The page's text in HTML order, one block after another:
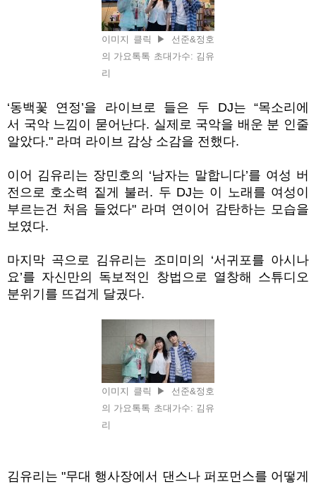
이미지 클릭 ▶ 선준&정호
의 가요톡톡 초대가수: 김유
리
‘동백꽃 연정’을 라이브로 들은 두 DJ는“목소리에
서 국악 느낌이 묻어난다. 실제로 국악을 배운 분 인줄
알았다." 라며 라이브 감상 소감을 전했다.
이어 김유리는 장민호의 ‘남자는 말합니다’를 여성 버
전으로 호소력 짙게 불러. 두 DJ는 이 노래를 여성이
부르는건 처음 들었다" 라며 연이어 감탄하는 모습을
보였다.
마지막 곡으로 김유리는 조미미의 ‘서귀포를 아시나
요’를 자신만의 독보적인 창법으로 열창해 스튜디오
분위기를 뜨겁게 달궜다.
이미지 클릭 ▶ 선준&정호
의 가요톡톡 초대가수: 김유
리
김유리는 "무대 행사장에서 댄스나 퍼포먼스를 어떻게